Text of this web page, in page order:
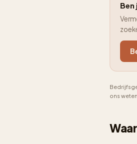
Ben
ons weten.